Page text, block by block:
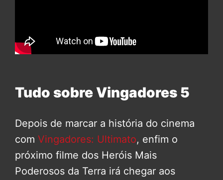
Tudo sobre Vingadores 5
Depois de marcar a história do cinema
com Vingadores: Ultimato, enfim o
próximo filme dos Heróis Mais
Poderosos da Terra irá chegar aos